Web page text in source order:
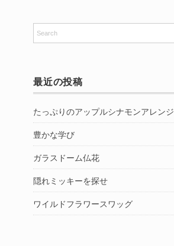
最近の投稿
たっぷりのアップルシナモンアレンジ
豊かな学び
ガラスドーム仏花
隠れミッキーを探せ
ワイルドフラワースワッグ